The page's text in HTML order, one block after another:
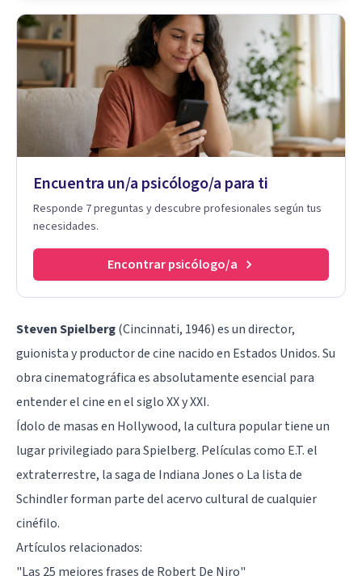
Encuentra un/a psicólogo/a para ti
Responde 7 preguntas y descubre profesionales según tus
necesidades.
Encontrar psicólogo/a
Steven Spielberg(Cincinnati, 1946) es un director,
guionista y productor de cine nacido en Estados Unidos. Su
obra cinematográfica es absolutamente esencial para
entender el cine en el siglo XX y XXI.
Ídolo de masas en Hollywood, la cultura popular tiene un
lugar privilegiado para Spielberg. Películas como E.T. el
extraterrestre, la saga de Indiana Joneso La lista de
Schindlerforman parte del acervo cultural de cualquier
cinéfilo.
Artículos relacionados:
"Las 25 mejores frases de Robert De Niro"